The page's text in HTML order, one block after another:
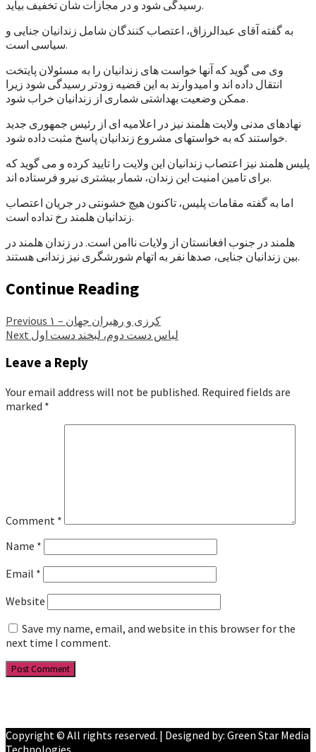
رسیدگی شود و در مجازات شان تخفیف بیاید.
به گفته آقای عبدالرزاق، اعتصاب کنندگان شامل زندانیان جنایی و
سیاسی است.
وی می گوید که آنها خواست های زندانیان را به مسئولان پایتخت
انتقال داده اند و امیدوارند به این قضیه زودتر رسیدگی شود زیرا
ممکن وضعیت بهداشتی شماری از زندانیان خراب شود.
نهادهای مدنی ولایت هلمند نیز در اعلامیه ای از رئیس جمهوری جدید
خواستند که به خواستهای مشروع زندانیان پاسخ مثبت داده شود.
پلیس هلمند نیز اعتصاب زندانیان این ولایت را تایید کرده و می گوید که
برای تامین امنیت این زندان، شمار بیشتری نیرو فرستاده اند.
اما به گفته مقامات پلیس، تاکنون هیچ خشونتی در جریان اعتصاب
زندانیان هلمند رخ نداده است.
هلمند در جنوب افغانستان از ولایات ناامن است. در زندان هلمند در
بین زندانیان جنایی، صدها نفر به اتهام شورشگری نیز زندانی هستند.
Continue Reading
Previous
کرزی و رهبران جهان – ۱
Next لباس دست دوم، لبخند دست اول
Leave a Reply
Your email address will not be published. Required fields are
marked *
Comment *
Name *
Email *
Website
Save my name, email, and website in this browser for the
next time I comment.
Copyright © All rights reserved. | Designed by: Green Star Media